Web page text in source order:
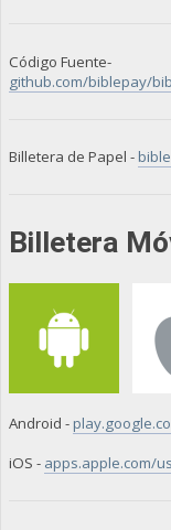
Código Fuente-
github.com/biblepay/
Billetera de Papel -
Billetera
Android -
iOS - apps.apple.com/